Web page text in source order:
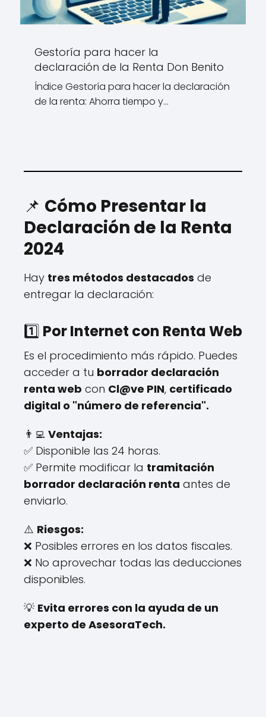
Gestoría para hacer la
declaración de la Renta Don Benito
Índice Gestoría para hacer la declaración
de la renta: Ahorra tiempo y…
📌 Cómo Presentar la
Declaración de la Renta
2024
Hay tres métodos destacados de
entregar la declaración:
1️⃣ Por Internet con Renta Web
Es el procedimiento más rápido. Puedes
acceder a tu borrador declaración
renta web con Cl@ve PIN, certificado
digital o "número de referencia".
👨‍💻 Ventajas:
✅ Disponible las 24 horas.
✅ Permite modificar la tramitación
borrador declaración renta antes de
enviarlo.
⚠️ Riesgos:
❌ Posibles errores en los datos fiscales.
❌ No aprovechar todas las deducciones
disponibles.
💡 Evita errores con la ayuda de un
experto de AsesoraTech.